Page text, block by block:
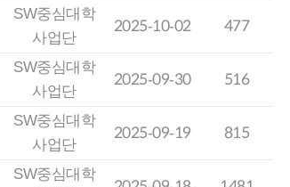
SW중심대학
사업단
2025-10-02 477
SW중심대학
사업단
2025-09-30 516
SW중심대학
사업단
2025-09-19 815
SW중심대학